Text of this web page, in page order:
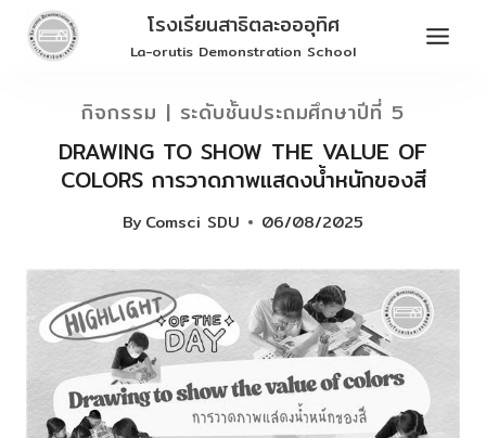
Skip
โรงเรียนสาธิตละอออุทิศ
La-orutis Demonstration School
กิจกรรม | ระดับชั้นประถมศึกษาปีที่ 5
DRAWING TO SHOW THE VALUE OF
COLORS การวาดภาพแสดงน้ำหนักของสี
ByComsci SDU 06/08/2025